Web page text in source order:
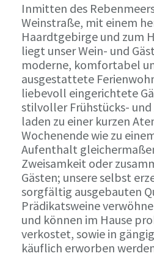
Inmitten des
Weinstraße, mit einem
Haardtgebirge und zum
liegt unser Wein- und
moderne, komfortabel
ausgestattete
liebevoll eingerichtete
stilvoller Frühstücks-
laden zu einer kurzen
Wochenende wie zu
Aufenthalt
Zweisamkeit oder
Gästen; unsere selbst
sorgfältig ausgebauten
Prädikatsweine
und können im Hause
verkostet, sowie in
käuflich erworben